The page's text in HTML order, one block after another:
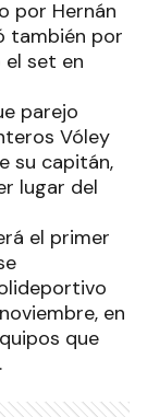
por Hernán
también por
set en
parejo
Vóley
su capitán,
lugar del
el primer
en
que